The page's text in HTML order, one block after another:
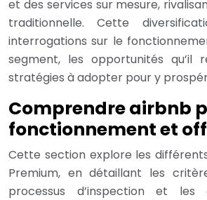
et des services sur mesure,
traditionnelle. Cette
interrogations sur le
segment, les opportunités qu’il
stratégies à adopter pour y
Comprendre airbnb
fonctionnement et
Cette section explore les
Premium, en détaillant les
processus d’inspection et les